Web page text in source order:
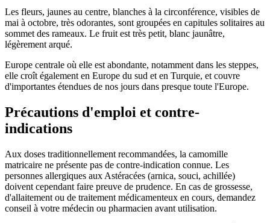
Les fleurs, jaunes au centre, blanches à la circonférence, visibles de
mai à octobre, très odorantes, sont groupées en capitules solitaires au
sommet des rameaux. Le fruit est très petit, blanc jaunâtre,
légèrement arqué.
Europe centrale où elle est abondante, notamment dans les steppes,
elle croît également en Europe du sud et en Turquie, et couvre
d'importantes étendues de nos jours dans presque toute l'Europe.
Précautions d'emploi et contre-
indications
Aux doses traditionnellement recommandées, la camomille
matricaire ne présente pas de contre-indication connue. Les
personnes allergiques aux Astéracées (arnica, souci, achillée)
doivent cependant faire preuve de prudence. En cas de grossesse,
d'allaitement ou de traitement médicamenteux en cours, demandez
conseil à votre médecin ou pharmacien avant utilisation.